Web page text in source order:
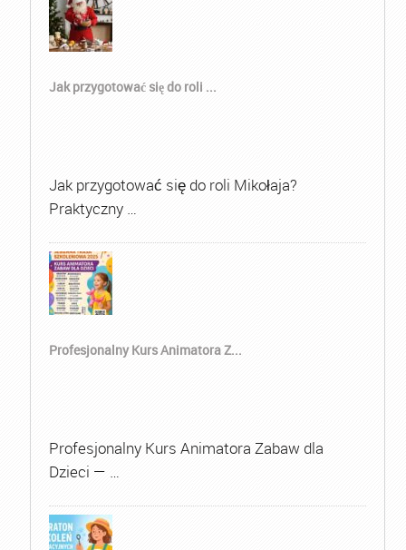
Jak przygotować się do roli ...
Jak przygotować się do roli Mikołaja?
Praktyczny …
Profesjonalny Kurs Animatora Z...
Profesjonalny Kurs Animatora Zabaw dla
Dzieci — …